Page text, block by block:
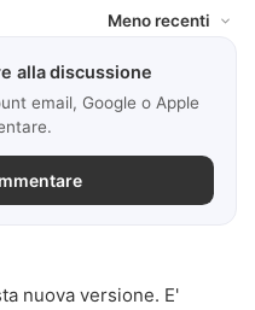
alla discussione
email, Google o Apple
nuova versione. E'